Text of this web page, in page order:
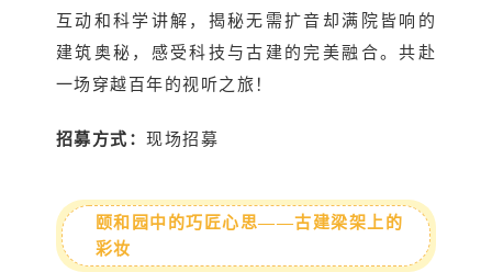
互动和科学讲解，揭秘无需扩音却满院皆响的
建筑奥秘，感受科技与古建的完美融合。共赴
一场穿越百年的视听之旅！
招募方式：现场招募
颐和园中的巧匠心思——古建梁架上的
彩妆